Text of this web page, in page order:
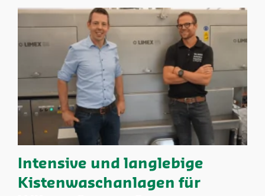
Intensive und langlebige
Kistenwaschanlagen für